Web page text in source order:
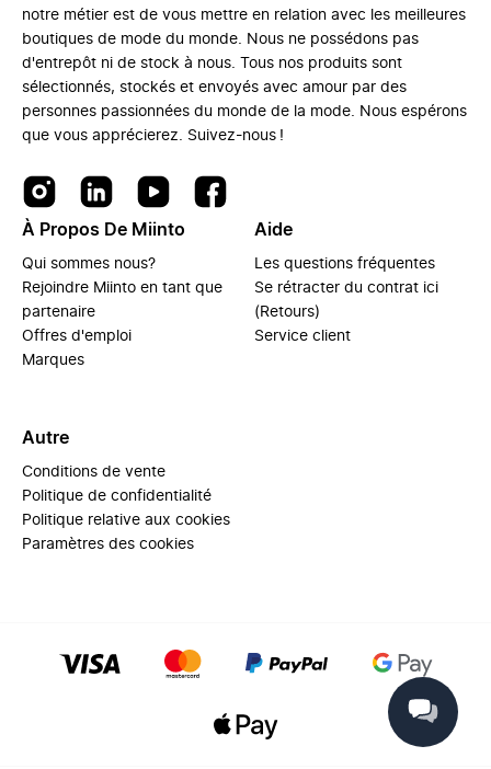
notre métier est de vous mettre en relation avec les meilleures
boutiques de mode du monde. Nous ne possédons pas
d'entrepôt ni de stock à nous. Tous nos produits sont
sélectionnés, stockés et envoyés avec amour par des
personnes passionnées du monde de la mode. Nous espérons
que vous apprécierez. Suivez-nous !
À Propos De Miinto
Qui sommes nous?
Rejoindre Miinto en tant que
partenaire
Offres d'emploi
Marques
Aide
Les questions fréquentes
Se rétracter du contrat ici
(Retours)
Service client
Autre
Conditions de vente
Politique de confidentialité
Politique relative aux cookies
Paramètres des cookies